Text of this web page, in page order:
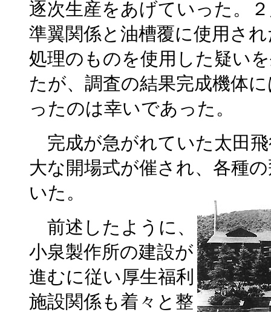
逐次生産をあげていった。
準翼関係と油槽覆に使用さ
処理のものを使用した疑い
たが、調査の結果完成機体
ったのは幸いであった。
完成が急がれていた太田
大な開場式が催され、各種
いた。
前述したように、
小泉製作所の建設が
進むに従い厚生福利
施設関係も着々と整